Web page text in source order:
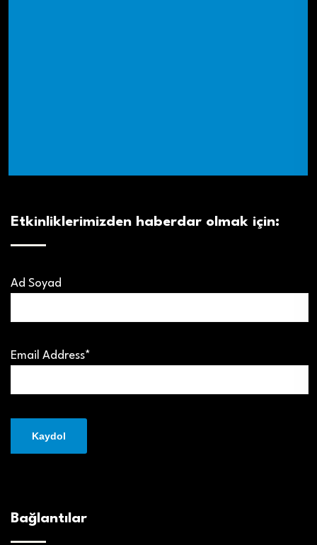
Etkinliklerimizden haberdar olmak için:
Ad Soyad
Email Address*
Bağlantılar